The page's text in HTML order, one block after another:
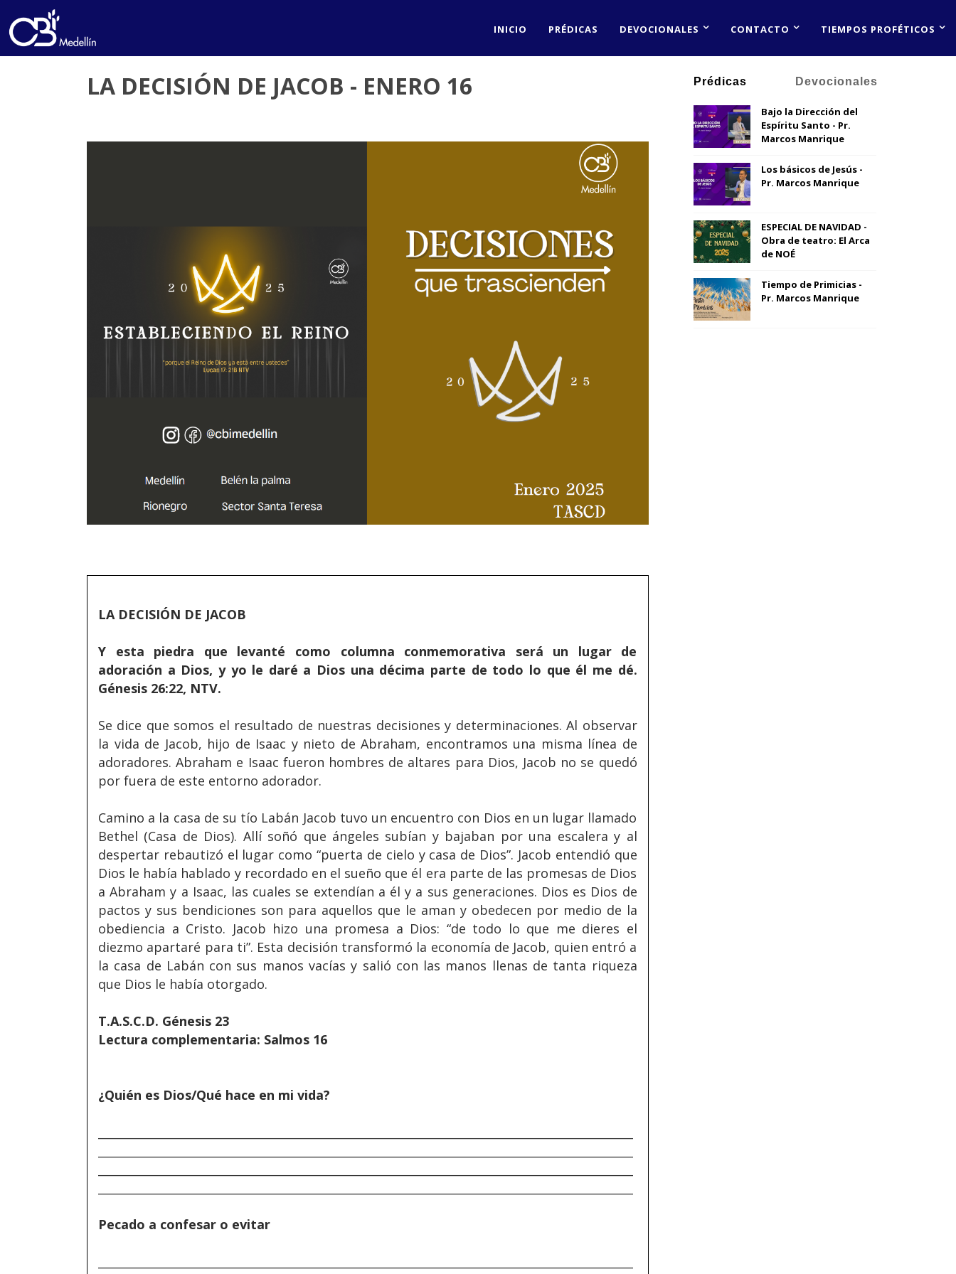
INICIO PRÉDICAS DEVOCIONALES CONTACTO TIEMPOS PROFÉTICOS
LA DECISIÓN DE JACOB - ENERO 16
LA DECISIÓN DE JACOB
Y esta piedra que levanté como columna conmemorativa será un lugar de
adoración a Dios, y yo le daré a Dios una décima parte de todo lo que él me dé.
Génesis 26:22, NTV.
Se dice que somos el resultado de nuestras decisiones y determinaciones. Al observar
la vida de Jacob, hijo de Isaac y nieto de Abraham, encontramos una misma línea de
adoradores. Abraham e Isaac fueron hombres de altares para Dios, Jacob no se quedó
por fuera de este entorno adorador.
Camino a la casa de su tío Labán Jacob tuvo un encuentro con Dios en un lugar llamado
Bethel (Casa de Dios). Allí soñó que ángeles subían y bajaban por una escalera y al
despertar rebautizó el lugar como “puerta de cielo y casa de Dios”. Jacob entendió que
Dios le había hablado y recordado en el sueño que él era parte de las promesas de Dios
a Abraham y a Isaac, las cuales se extendían a él y a sus generaciones. Dios es Dios de
pactos y sus bendiciones son para aquellos que le aman y obedecen por medio de la
obediencia a Cristo. Jacob hizo una promesa a Dios: “de todo lo que me dieres el
diezmo apartaré para ti”. Esta decisión transformó la economía de Jacob, quien entró a
la casa de Labán con sus manos vacías y salió con las manos llenas de tanta riqueza
que Dios le había otorgado.
T.A.S.C.D. Génesis 23
Lectura complementaria: Salmos 16
¿Quién es Dios/Qué hace en mi vida?
Pecado a confesar o evitar
Prédicas Devocionales
Bajo la Dirección del
Espíritu Santo - Pr.
Marcos Manrique
Los básicos de Jesús -
Pr. Marcos Manrique
ESPECIAL DE NAVIDAD -
Obra de teatro: El Arca
de NOÉ
Tiempo de Primicias -
Pr. Marcos Manrique